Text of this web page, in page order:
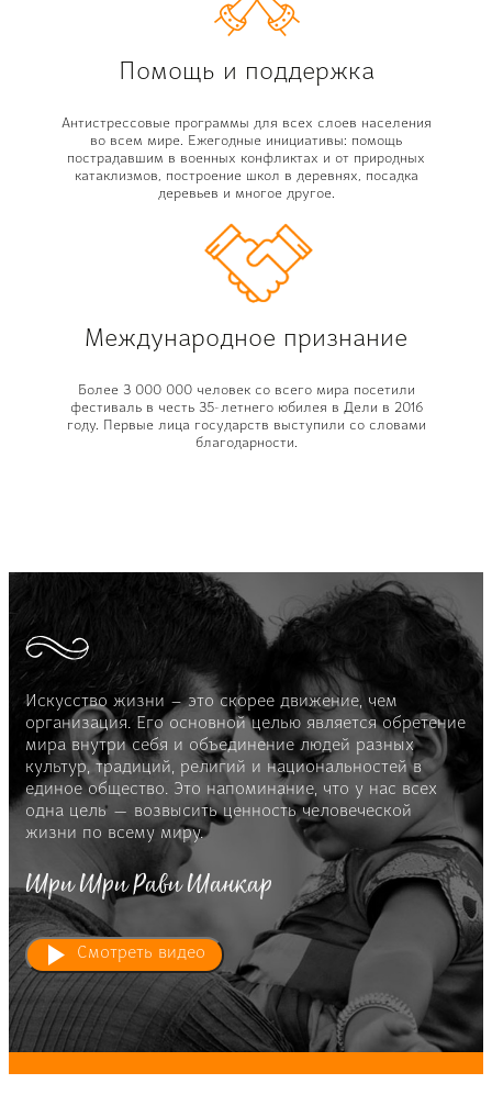
Помощь и поддержка
Антистрессовые программы для всех слоев населения
во всем мире. Ежегодные инициативы: помощь
пострадавшим в военных конфликтах и от природных
катаклизмов, построение школ в деревнях, посадка
деревьев и многое другое.
Международное признание
Более 3 000 000 человек со всего мира посетили
фестиваль в честь 35-летнего юбилея в Дели в 2016
году. Первые лица государств выступили со словами
благодарности.
Искусство жизни – это скорее движение, чем
организация. Его основной целью является обретение
мира внутри себя и объединение людей разных
культур, традиций, религий и национальностей в
единое общество. Это напоминание, что у нас всех
одна цель — возвысить ценность человеческой
жизни по всему миру.
Шри Шри Рави Шанкар
Смотреть видео